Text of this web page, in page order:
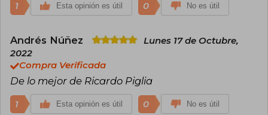
1 Esta opinión es útil 0 No es útil
Andrés Núñez
Lunes 17 de Octubre,
2022
Compra Verificada
De lo mejor de Ricardo Piglia
1 Esta opinión es útil 0 No es útil